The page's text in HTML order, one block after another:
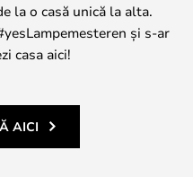
la o casă unică la alta.
și s-ar
casa aici!
AICI